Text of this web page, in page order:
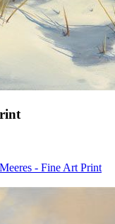
- Fine Art Print